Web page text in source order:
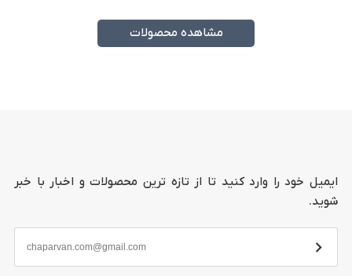
مشاهده محصولات
ایمیل خود را وارد کنید تا از تازه ترین محصولات و اخبار با خبر
شوید.